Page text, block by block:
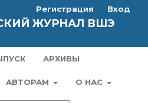
ЖУРНАЛ ВШЭ
АРХИВЫ
АВТОРАМ О НАС
Регистрация Вход